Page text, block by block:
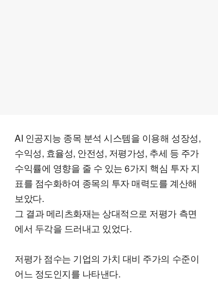
AI 인공지능 종목 분석 시스템을 이용해 성장성,
수익성, 효율성, 안전성, 저평가성, 추세 등 주가
수익률에 영향을 줄 수 있는 6가지 핵심 투자 지
표를 점수화하여 종목의 투자 매력도를 계산해
보았다.
그 결과 메리츠화재는 상대적으로 저평가 측면
에서 두각을 드러내고 있었다.
저평가 점수는 기업의 가치 대비 주가의 수준이
어느 정도인지를 나타낸다.